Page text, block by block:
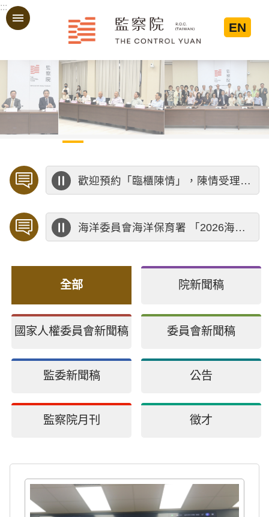
跳到主要內容區塊
:::
EN
歡迎預約「臨櫃陳情」，陳情受理中心將優先排定人員與您接談，釐清案情爭點後收案處理，以節省您的寶貴時間。
海洋委員會海洋保育署 「2026海洋保育創意短影音競賽」活動
全部 院新聞稿
國家人權委員會新聞稿 委員會新聞稿
監委新聞稿 公告
監察院月刊 徵才